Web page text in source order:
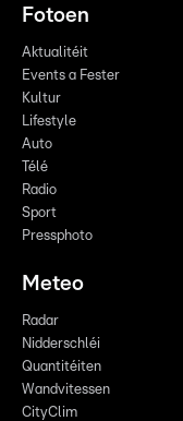
Fotoen
Aktualitéit
Events a Fester
Kultur
Lifestyle
Auto
Télé
Radio
Sport
Pressphoto
Meteo
Radar
Nidderschléi
Quantitéiten
Wandvitessen
CityClim